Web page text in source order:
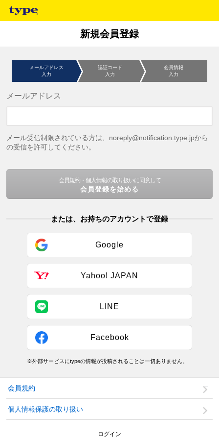
新規会員登録
メールアドレス
入力
認証コード
入力
会員情報
入力
メールアドレス
メール受信制限されている方は、noreply@notification.type.jpから
の受信を許可してください。
会員規約・個人情報の取り扱いに同意して
会員登録を始める
または、お持ちのアカウントで登録
Google
Yahoo! JAPAN
LINE
Facebook
※外部サービスにtypeの情報が投稿されることは一切ありません。
会員規約
個人情報保護の取り扱い
ログイン